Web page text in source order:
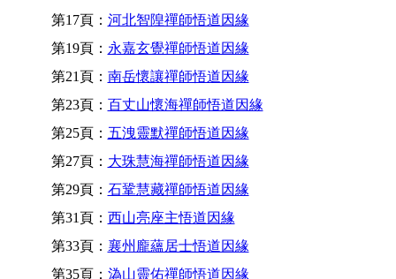
第17頁： 河北智隍禪師悟道因緣
第19頁： 永嘉玄覺禪師悟道因緣
第21頁： 南岳懷讓禪師悟道因緣
第23頁： 百丈山懷海禪師悟道因緣
第25頁： 五洩靈默禪師悟道因緣
第27頁： 大珠慧海禪師悟道因緣
第29頁： 石鞏慧藏禪師悟道因緣
第31頁： 西山亮座主悟道因緣
第33頁： 襄州龐蘊居士悟道因緣
第35頁： 溈山靈佑禪師悟道因緣